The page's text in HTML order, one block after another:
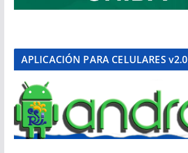
APLICACIÓN PARA CELULARES v2.0